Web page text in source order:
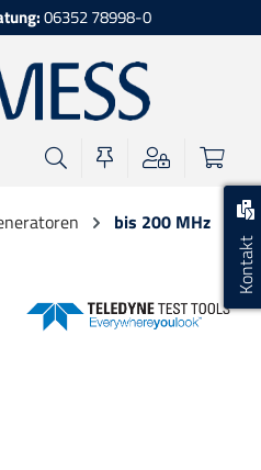
Kontakt
06352 78998-0
bis 200 MHz